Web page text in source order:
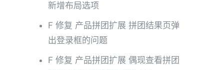
新增布局选项
F 修复 产品拼团扩展 拼团结果页弹
出登录框的问题
F 修复 产品拼团扩展 偶现查看拼团